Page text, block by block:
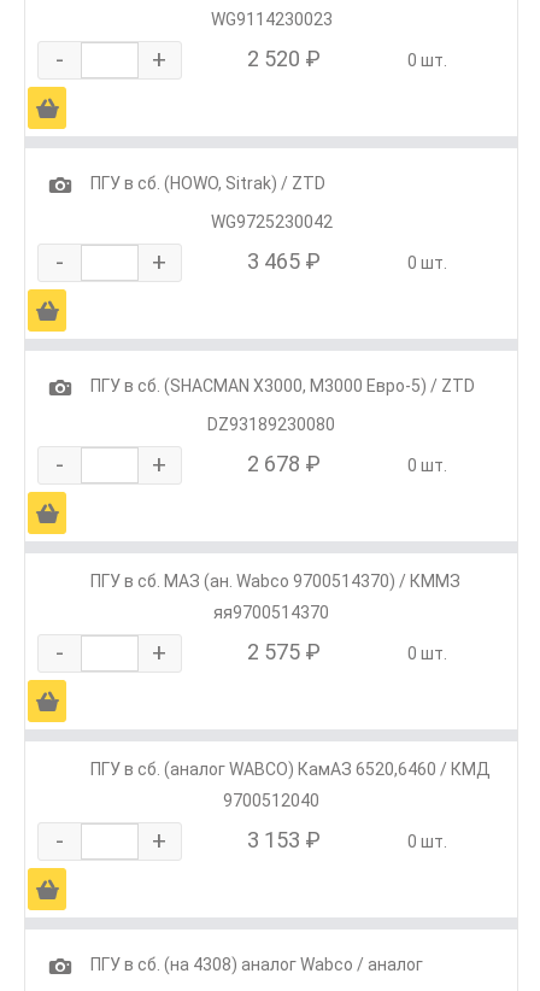
WG9114230023
- + 2 520 ₽ 0 шт.
Ä
1
ПГУ в сб. (HOWO, Sitrak) / ZTD
WG9725230042
- + 3 465 ₽ 0 шт.
Ä
1
ПГУ в сб. (SHACMAN X3000, M3000 Евро-5) / ZTD
DZ93189230080
- + 2 678 ₽ 0 шт.
Ä
ПГУ в сб. МАЗ (ан. Wabco 9700514370) / КММЗ
яя9700514370
- + 2 575 ₽ 0 шт.
Ä
ПГУ в сб. (аналог WABCO) КамАЗ 6520,6460 / КМД
9700512040
- + 3 153 ₽ 0 шт.
Ä
1
ПГУ в сб. (на 4308) аналог Wabco / аналог